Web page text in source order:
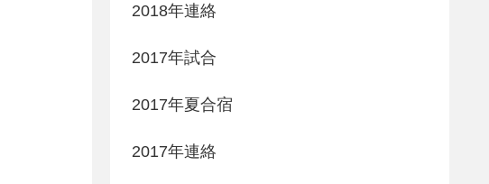
2018年連絡
2017年試合
2017年夏合宿
2017年連絡